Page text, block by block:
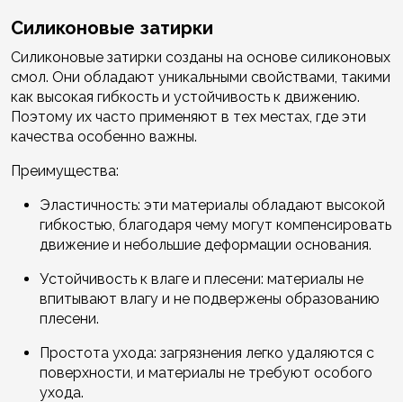
Силиконовые затирки
Силиконовые затирки созданы на основе силиконовых
смол. Они обладают уникальными свойствами, такими
как высокая гибкость и устойчивость к движению.
Поэтому их часто применяют в тех местах, где эти
качества особенно важны.
Преимущества:
Эластичность: эти материалы обладают высокой
гибкостью, благодаря чему могут компенсировать
движение и небольшие деформации основания.
Устойчивость к влаге и плесени: материалы не
впитывают влагу и не подвержены образованию
плесени.
Простота ухода: загрязнения легко удаляются с
поверхности, и материалы не требуют особого
ухода.